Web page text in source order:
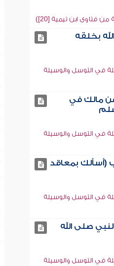
فتاوى ابن تيمية [20])
بخلقه
في التوسل والوسيلة
مالك في
في التوسل والوسيلة
ب (أسألك بمعاقد
في التوسل والوسيلة
صلى الله
في التوسل والوسيلة